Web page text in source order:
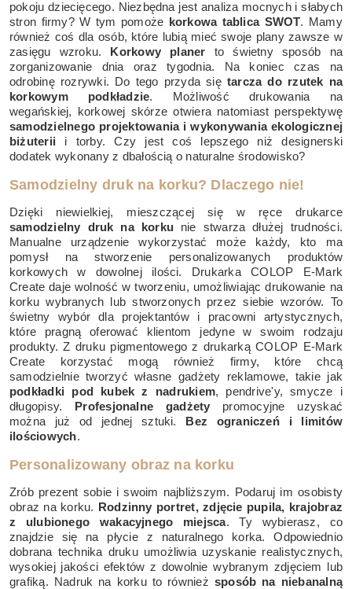
pokoju dziecięcego. Niezbędna jest analiza mocnych i słabych
stron firmy? W tym pomoże
korkowa tablica SWOT. Mamy
również coś dla osób, które lubią mieć swoje plany zawsze w
zasięgu wzroku.
Korkowy planer to świetny sposób na
zorganizowanie dnia oraz tygodnia. Na koniec czas na
odrobinę rozrywki. Do tego przyda się tarcza do rzutek na
korkowym podkładzie. Możliwość drukowania na
wegańskiej, korkowej skórze otwiera natomiast perspektywę
samodzielnego projektowania i wykonywania ekologicznej
biżuterii i torby. Czy jest coś lepszego niż designerski
dodatek wykonany z dbałością o naturalne środowisko?
Samodzielny druk na korku? Dlaczego nie!
Dzięki niewielkiej, mieszczącej się w ręce drukarce
samodzielny druk na korku nie stwarza dłużej trudności.
Manualne urządzenie wykorzystać może każdy, kto ma
pomysł na stworzenie personalizowanych produktów
korkowych w dowolnej ilości. Drukarka COLOP E-Mark
Create daje wolność w tworzeniu, umożliwiając drukowanie na
korku wybranych lub stworzonych przez siebie wzorów. To
świetny wybór dla projektantów i pracowni artystycznych,
które pragną oferować klientom jedyne w swoim rodzaju
produkty. Z druku pigmentowego z drukarką COLOP E-Mark
Create korzystać mogą również firmy, które chcą
samodzielnie tworzyć własne gadżety reklamowe, takie jak
podkładki pod kubek z nadrukiem, pendrive'y, smycze i
długopisy.
Profesjonalne gadżety promocyjne uzyskać
można już od jednej sztuki.
Bez ograniczeń i limitów
ilościowych.
Personalizowany obraz na korku
Zrób prezent sobie i swoim najbliższym. Podaruj im osobisty
obraz na korku.
Rodzinny portret, zdjęcie pupila, krajobraz
z ulubionego wakacyjnego miejsca. Ty wybierasz, co
znajdzie się na płycie z naturalnego korka. Odpowiednio
dobrana technika druku umożliwia uzyskanie realistycznych,
wysokiej jakości efektów z dowolnie wybranym zdjęciem lub
grafiką. Nadruk na korku to również sposób na niebanalną